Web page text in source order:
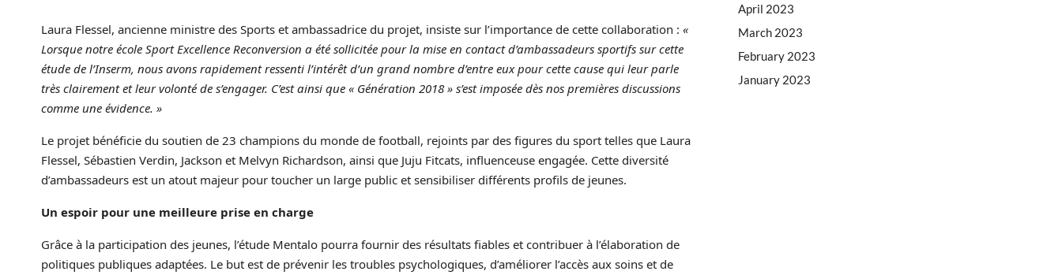
Laura Flessel, ancienne ministre des Sports et ambassadrice du projet, insiste sur l’importance de cette collaboration : «
Lorsque notre école Sport Excellence Reconversion a été sollicitée pour la mise en contact d’ambassadeurs sportifs sur cette
étude de l’Inserm, nous avons rapidement ressenti l’intérêt d’un grand nombre d’entre eux pour cette cause qui leur parle
très clairement et leur volonté de s’engager. C’est ainsi que « Génération 2018 » s’est imposée dès nos premières discussions
comme une évidence. »
Le projet bénéficie du soutien de 23 champions du monde de football, rejoints par des figures du sport telles que Laura
Flessel, Sébastien Verdin, Jackson et Melvyn Richardson, ainsi que Juju Fitcats, influenceuse engagée. Cette diversité
d’ambassadeurs est un atout majeur pour toucher un large public et sensibiliser différents profils de jeunes.
Un espoir pour une meilleure prise en charge
Grâce à la participation des jeunes, l’étude Mentalo pourra fournir des résultats fiables et contribuer à l’élaboration de
politiques publiques adaptées. Le but est de prévenir les troubles psychologiques, d’améliorer l’accès aux soins et de
April 2023
March 2023
February 2023
January 2023